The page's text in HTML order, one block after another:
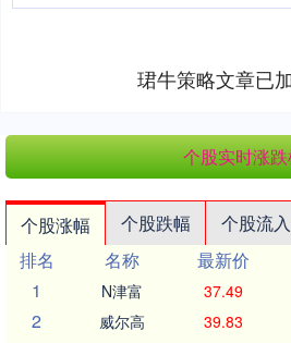
珺牛策略文章已
个股实时涨
个股涨幅 个股跌幅 个股流入
排名
名称 最新价
1
N津富 37.49
2 威尔高 39.83